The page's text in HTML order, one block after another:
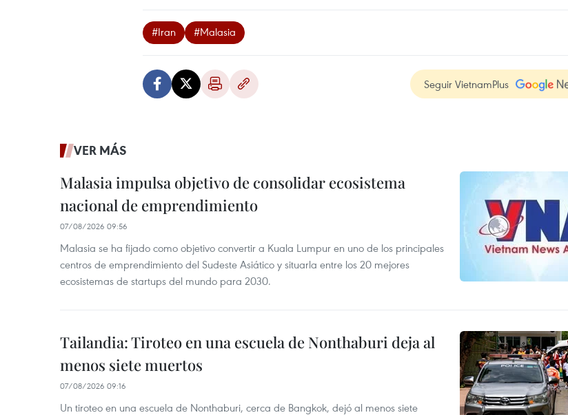
#Iran #Malasia
Seguir VietnamPlus
VER MÁS
Malasia impulsa objetivo de consolidar ecosistema
nacional de emprendimiento
07/08/2026 09:56
Malasia se ha fijado como objetivo convertir a Kuala Lumpur en uno de los principales
centros de emprendimiento del Sudeste Asiático y situarla entre los 20 mejores
ecosistemas de startups del mundo para 2030.
Tailandia: Tiroteo en una escuela de Nonthaburi deja al
menos siete muertos
07/08/2026 09:16
Un tiroteo en una escuela de Nonthaburi, cerca de Bangkok, dejó al menos siete